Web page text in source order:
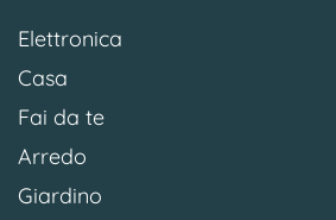
Elettronica
Casa
Fai da te
Arredo
Giardino